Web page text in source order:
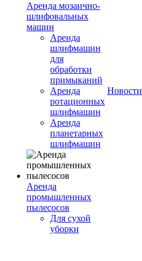
Аренда мозаично-
шлифовальных
машин
Аренда
шлифмашин
для
обработки
примыканий
Аренда
ротационных
шлифмашин
Аренда
планетарных
шлифмашин
Аренда
промышленных
пылесосов
Для сухой
уборки
Новости